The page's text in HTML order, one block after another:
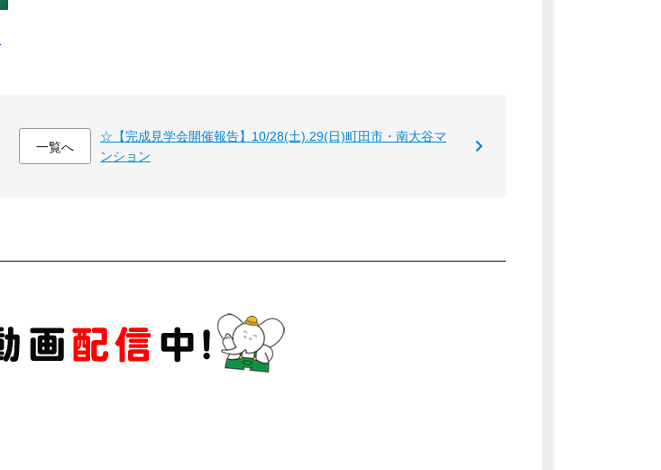
一覧へ
☆【完成見学会開催報告】10/28(土).29(日)町田市・南大谷マ
ンション